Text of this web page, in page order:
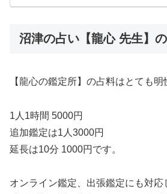
沼津の占い【龍心 先生】
【龍心の鑑定所】の占料はとても明
1人1時間 5000円
追加鑑定は1人3000円
延長は10分 1000円です。
オンライン鑑定、出張鑑定にも対応